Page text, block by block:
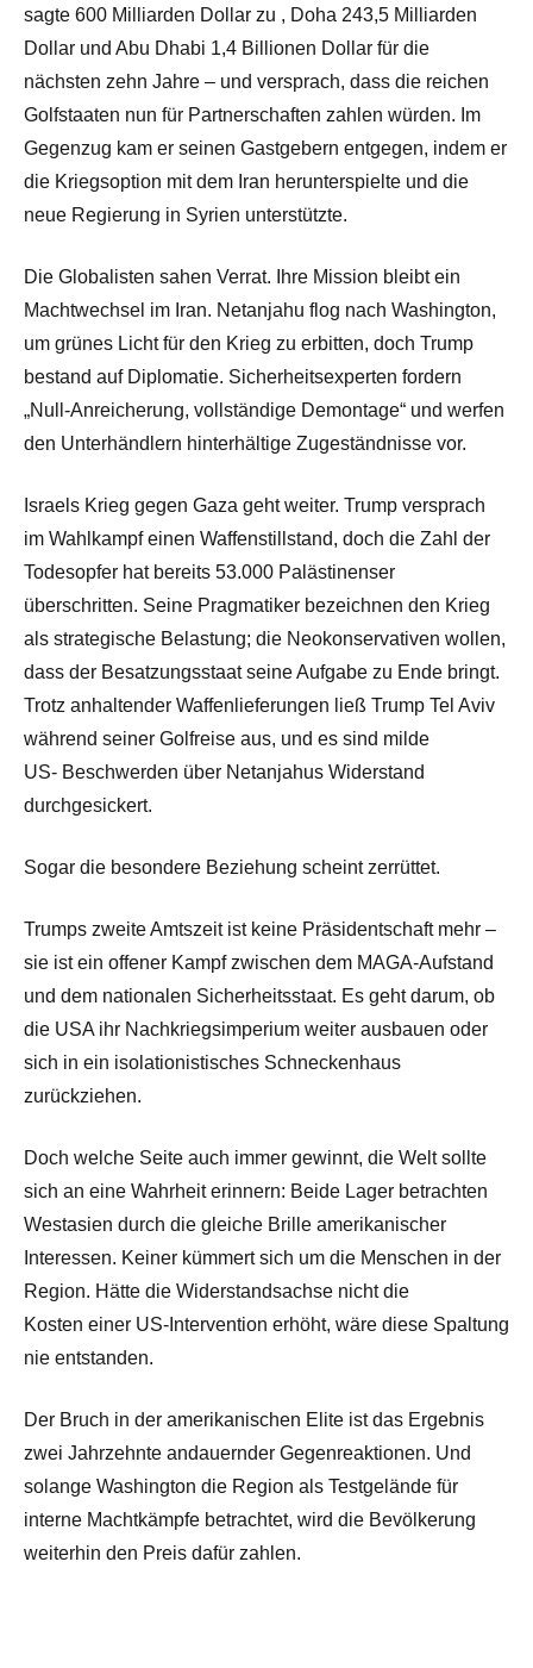
sagte 600 Milliarden Dollar zu , Doha 243,5 Milliarden
Dollar und Abu Dhabi 1,4 Billionen Dollar für die
nächsten zehn Jahre – und versprach, dass die reichen
Golfstaaten nun für Partnerschaften zahlen würden. Im
Gegenzug kam er seinen Gastgebern entgegen, indem er
die Kriegsoption mit dem Iran herunterspielte und die
neue Regierung in Syrien unterstützte.
Die Globalisten sahen Verrat. Ihre Mission bleibt ein
Machtwechsel im Iran. Netanjahu flog nach Washington,
um grünes Licht für den Krieg zu erbitten, doch Trump
bestand auf Diplomatie. Sicherheitsexperten fordern
„Null-Anreicherung, vollständige Demontage“ und werfen
den Unterhändlern hinterhältige Zugeständnisse vor.
Israels Krieg gegen Gaza geht weiter. Trump versprach
im Wahlkampf einen Waffenstillstand, doch die Zahl der
Todesopfer hat bereits 53.000 Palästinenser
überschritten. Seine Pragmatiker bezeichnen den Krieg
als strategische Belastung; die Neokonservativen wollen,
dass der Besatzungsstaat seine Aufgabe zu Ende bringt.
Trotz anhaltender Waffenlieferungen ließ Trump Tel Aviv
während seiner Golfreise aus, und es sind milde
US- Beschwerden über Netanjahus Widerstand
durchgesickert.
Sogar die besondere Beziehung scheint zerrüttet.
Trumps zweite Amtszeit ist keine Präsidentschaft mehr –
sie ist ein offener Kampf zwischen dem MAGA-Aufstand
und dem nationalen Sicherheitsstaat. Es geht darum, ob
die USA ihr Nachkriegsimperium weiter ausbauen oder
sich in ein isolationistisches Schneckenhaus
zurückziehen.
Doch welche Seite auch immer gewinnt, die Welt sollte
sich an eine Wahrheit erinnern: Beide Lager betrachten
Westasien durch die gleiche Brille amerikanischer
Interessen. Keiner kümmert sich um die Menschen in der
Region. Hätte die Widerstandsachse nichtdie
Kosten einer US-Intervention erhöht, wäre diese Spaltung
nie entstanden.
Der Bruch in der amerikanischen Elite ist das Ergebnis
zwei Jahrzehnte andauernder Gegenreaktionen. Und
solange Washington die Region als Testgelände für
interne Machtkämpfe betrachtet, wird die Bevölkerung
weiterhin den Preis dafür zahlen.